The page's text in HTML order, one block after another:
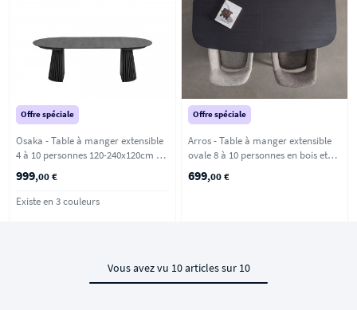
Offre spéciale
Osaka - Table à manger extensible
4 à 10 personnes 120-240x120cm en
999,00 €
Existe en 3 couleurs
Offre spéciale
Arros - Table à manger extensible
ovale 8 à 10 personnes en bois et
699,00 €
Vous avez vu 10 articles sur 10